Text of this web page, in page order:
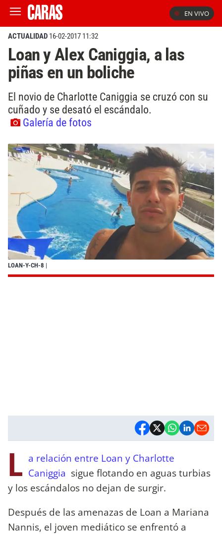
EN VIVO
ACTUALIDAD 16-02-2017 11:32
Loan y Alex Caniggia, a las
piñas en un boliche
El novio de Charlotte Caniggia se cruzó con su
cuñado y se desató el escándalo.
Galería de fotos
LOAN-Y-CH-8 |
L a relación entre Loan y Charlotte
Caniggia sigue flotando en aguas turbias
y los escándalos no dejan de surgir.
Después de las amenazas de Loan a Mariana
Nannis, el joven mediático se enfrentó a